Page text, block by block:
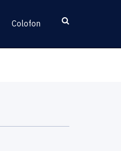
Colofon